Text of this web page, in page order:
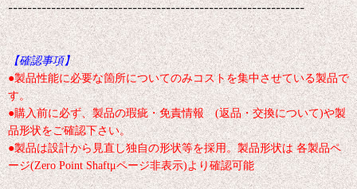
--------------------------------------------------------------
【確認事項】
●製品性能に必要な箇所についてのみコストを集中させている製品で
す。
●購入前に必ず、製品の瑕疵・免責情報 (返品・交換について)や製
品形状をご確認下さい。
●製品は設計から見直し独自の形状等を採用。製品形状は 各製品ペ
ージ(Zero Point Shaftμページ非表示)より確認可能